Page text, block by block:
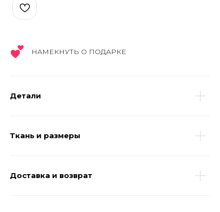
НАМЕКНУТЬ О ПОДАРКЕ
Детали
Ткань и размеры
Доставка и возврат